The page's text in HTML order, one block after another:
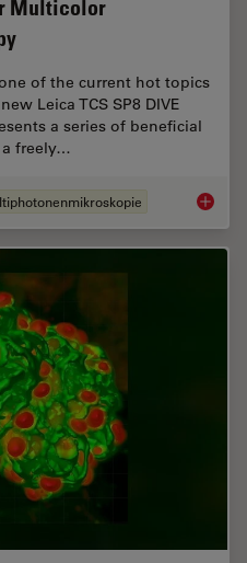
Multicolor
of the current hot topics
Leica TCS SP8 DIVE
a series of beneficial
freely…
Laser